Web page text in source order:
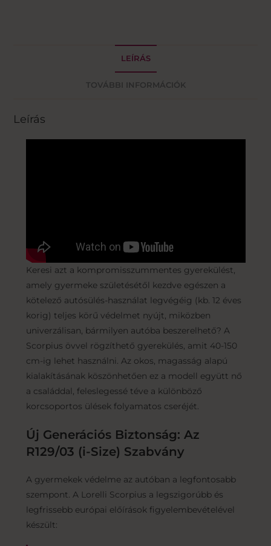
LEÍRÁS
TOVÁBBI INFORMÁCIÓK
Leírás
Keresi azt a kompromisszummentes gyerekülést,
amely gyermeke születésétől kezdve egészen a
kötelező autósülés-használat legvégéig (kb. 12 éves
korig) teljes körű védelmet nyújt, miközben
univerzálisan, bármilyen autóba beszerelhető? A
Scorpius övvel rögzíthető gyerekülés, amit 40-150
cm-ig lehet használni. Az okos, magasság alapú
kialakításának köszönhetően ez a modell együtt nő
a családdal, feleslegessé téve a különböző
korcsoportos ülések folyamatos cseréjét.
Új Generációs Biztonság: Az
R129/03 (i-Size) Szabvány
A gyermekek védelme az autóban a legfontosabb
szempont. A Lorelli Scorpius a legszigorúbb és
legfrissebb európai előírások figyelembevételével
készült: